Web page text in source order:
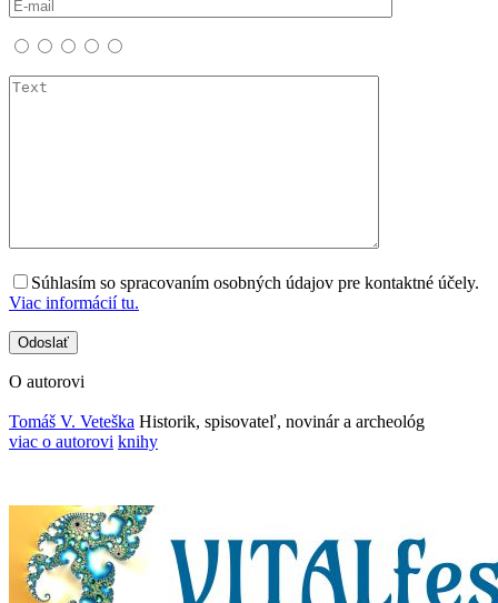
Súhlasím so spracovaním osobných údajov pre kontaktné účely.
Viac informácií tu.
O autorovi
Tomáš V. Veteška Historik, spisovateľ, novinár a archeológ
viac o autorovi knihy